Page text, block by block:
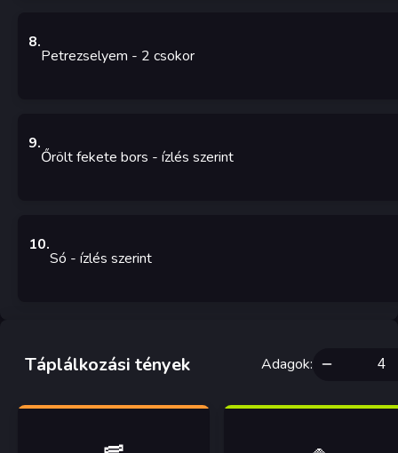
8.
Petrezselyem - 2 csokor
9.
Őrölt fekete bors - ízlés szerint
10.
Só - ízlés szerint
Táplálkozási tények Adagok: